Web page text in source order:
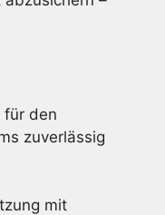
für den
zuverlässig
mit